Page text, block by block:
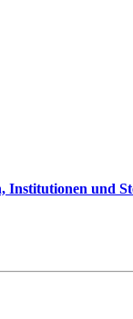
Institutionen und